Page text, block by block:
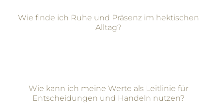
Wie finde ich Ruhe und Präsenz im hektischen
Alltag?
Wie kann ich meine Werte als Leitlinie für
Entscheidungen und Handeln nutzen?